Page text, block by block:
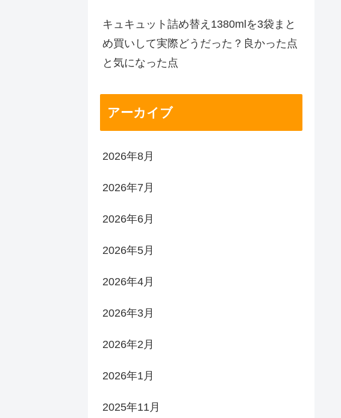
キュキュット詰め替え1380mlを3袋まと
め買いして実際どうだった？良かった点
と気になった点
アーカイブ
2026年8月
2026年7月
2026年6月
2026年5月
2026年4月
2026年3月
2026年2月
2026年1月
2025年11月